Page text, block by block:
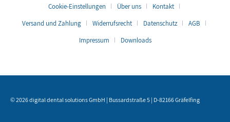
Cookie-Einstellungen Über uns
Kontakt
Versand und Zahlung
Widerrufsrecht Datenschutz
AGB
Impressum
Downloads
© 2026 digital dental solutions GmbH | Bussardstraße 5 | D-82166 Gräfelfing